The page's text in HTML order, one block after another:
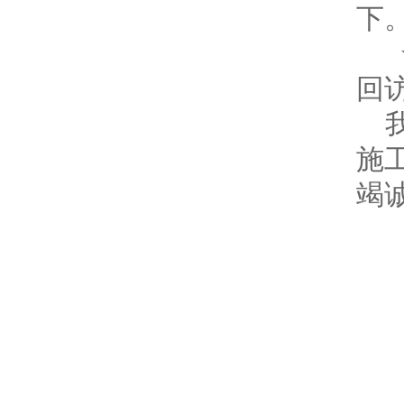
下
★
回
施
竭